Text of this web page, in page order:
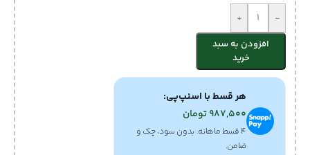
-
+
افزودن به سبد
خرید
هر قسط با اسنپ‌پی:
987,500تومان
۴ قسط ماهانه. بدون سود، چک و
ضامن.